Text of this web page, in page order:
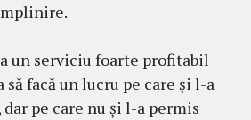
un serviciu foarte profitabil
să facă un lucru pe care și l-a
pe care nu și l-a permis